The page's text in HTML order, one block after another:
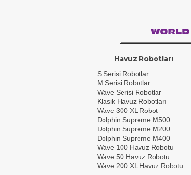
Havuz Robotları
S Serisi Robotlar
M Serisi Robotlar
Wave Serisi Robotlar
Klasik Havuz Robotları
Wave 300 XL Robot
Dolphin Supreme M500
Dolphin Supreme M200
Dolphin Supreme M400
Wave 100 Havuz Robotu
Wave 50 Havuz Robotu
Wave 200 XL Havuz Robotu